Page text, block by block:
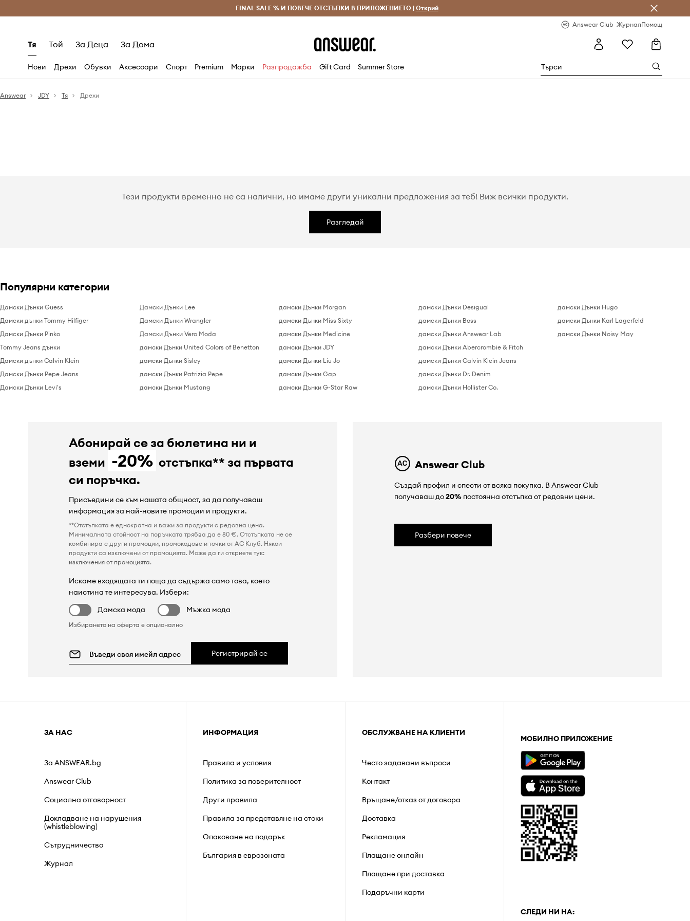
Безплатни доставка и връщане за поръчки над 70 EUR Доставка 1-5 дни
FINAL SALE % И ПОВЕЧЕ ОТСТЪПКИ В ПРИЛОЖЕНИЕТО | Открий
Answear Club ЖурналПомощ
Тя Той За Деца За Дома
Нови Дрехи Обувки Аксесоари Спорт Premium Марки Разпродажба Gift Card Summer Store
Answear JDY Тя Дрехи
Тези продукти временно не са налични, но имаме други уникални предложения за теб! Виж всички продукти.
Разгледай
Популярни категории
Дамски Дънки Guess
Дамски дънки Tommy Hilfiger
Дамски Дънки Pinko
Tommy Jeans дънки
Дамски дънки Calvin Klein
Дамски Дънки Pepe Jeans
Дамски Дънки Levi's
Дамски Дънки Lee
Дамски Дънки Wrangler
Дамски Дънки Vero Moda
дамски Дънки United Colors of Benetton
дамски Дънки Sisley
дамски Дънки Patrizia Pepe
дамски Дънки Mustang
дамски Дънки Morgan
дамски Дънки Miss Sixty
дамски Дънки Medicine
дамски Дънки JDY
дамски Дънки Liu Jo
дамски Дънки Gap
дамски Дънки G-Star Raw
дамски Дънки Desigual
дамски Дънки Boss
дамски Дънки Answear Lab
дамски Дънки Abercrombie & Fitch
дамски Дънки Calvin Klein Jeans
дамски Дънки Dr. Denim
дамски Дънки Hollister Co.
дамски Дънки Hugo
дамски Дънки Karl Lagerfeld
дамски Дънки Noisy May
Абонирай се за бюлетина ни и
вземи -20% отстъпка** за първата
си поръчка.
Присъедини се към нашата общност, за да получаваш
информация за най-новите промоции и продукти.
**Отстъпката е еднократна и важи за продукти с редовна цена.
Минималната стойност на поръчката трябва да е 80 €. Отстъпката не се
комбинира с други промоции, промокодове и точки от AC Клуб. Някои
продукти са изключени от промоцията. Може да ги откриете тук:
изключения от промоцията.
Искаме входящата ти поща да съдържа само това, което
наистина те интересува. Избери:
Дамска мода
Мъжка мода
Избирането на оферта е опционално
Регистрирай се
Answear Club
Създай профил и спести от всяка покупка. В Answear Club
получаваш до20%постоянна отстъпка от редовни цени.
Разбери повече
ЗА НАС
За ANSWEAR.bg
Answear Club
Социална отговорност
Докладване на нарушения
(whistleblowing)
Сътрудничество
Журнал
ИНФОРМАЦИЯ
Правила и условия
Политика за поверителност
Други правила
Правила за представяне на стоки
Опаковане на подарък
България в еврозоната
ОБСЛУЖВАНЕ НА КЛИЕНТИ
Често задавани въпроси
Контакт
Връщане/отказ от договора
Доставка
Рекламация
Плащане онлайн
Плащане при доставка
Подаръчни карти
МОБИЛНО ПРИЛОЖЕНИЕ
СЛЕДИ НИ НА: